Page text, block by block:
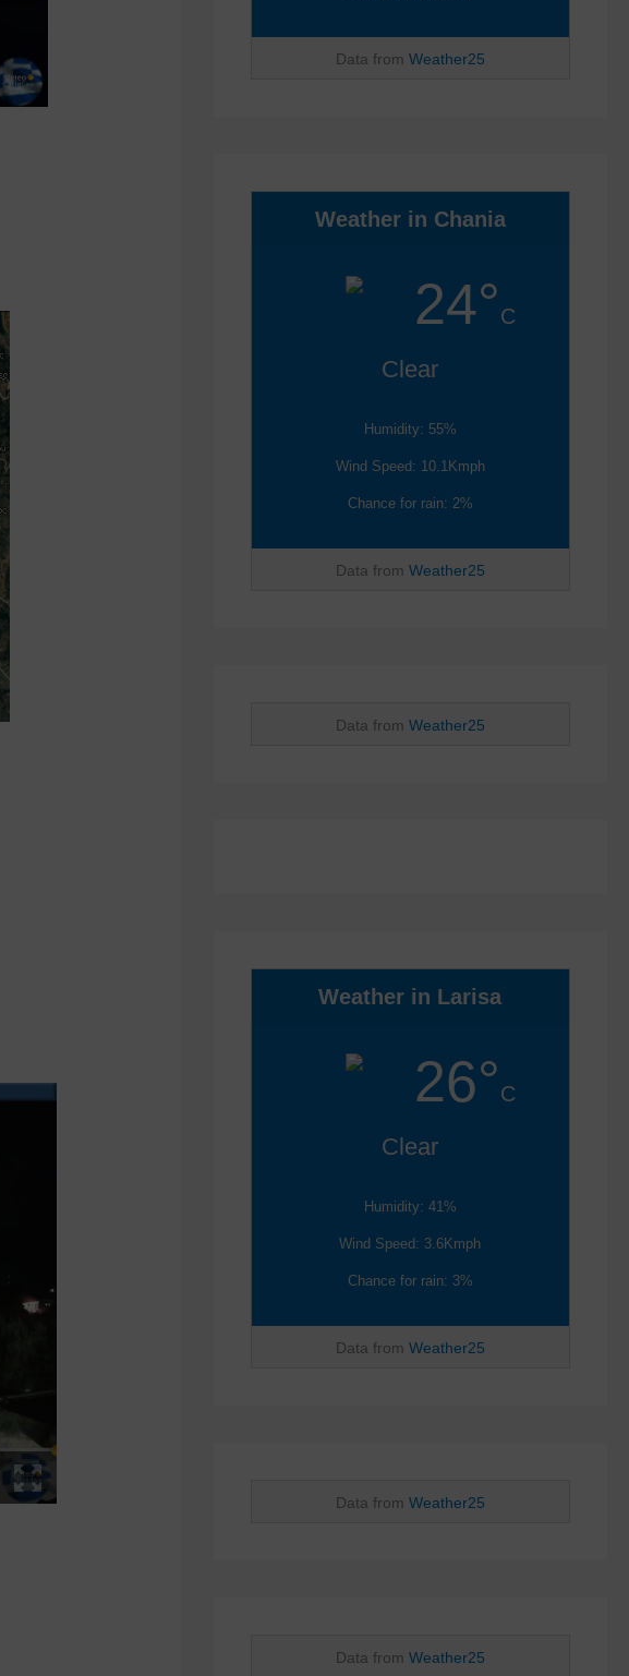
Data from Weather25
Weather in Chania
24°C
Clear
Humidity: 55%
Wind Speed: 10.1Kmph
Chance for rain: 2%
Data from Weather25
Data from Weather25
Weather in Larisa
26°C
Clear
Humidity: 41%
Wind Speed: 3.6Kmph
Chance for rain: 3%
Data from Weather25
Data from Weather25
Data from Weather25